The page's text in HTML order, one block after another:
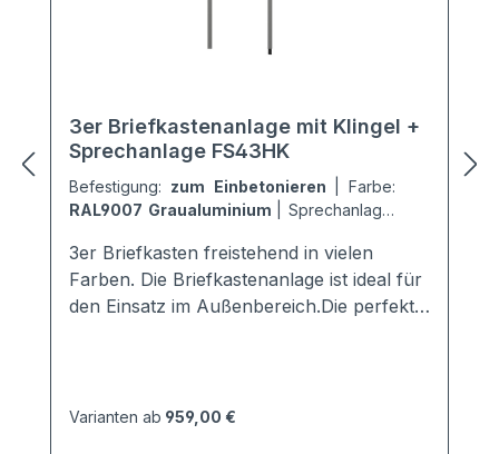
3er Briefkastenanlage mit Klingel +
Sprechanlage FS43HK
Befestigung: zum Einbetonieren
Farbe:
RAL9007 Graualuminium
Sprechanlage:
3er Briefkasten freistehend in vielen
Farben. Die Briefkastenanlage ist ideal für
den Einsatz im Außenbereich.Die perfekte
Briefkästen sind nach den aktuellen
Varianten ab 959,00 €